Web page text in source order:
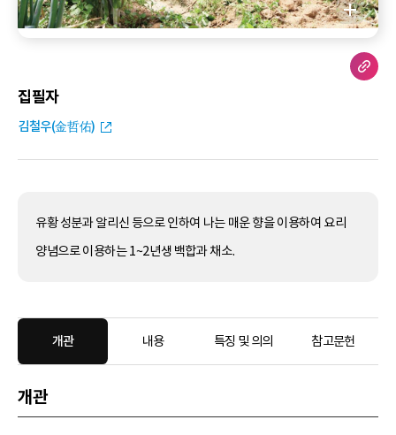
집필자
김철우(金哲佑)
유황 성분과 알리신 등으로 인하여 나는 매운 향을 이용하여 요리
양념으로 이용하는 1~2년생 백합과 채소.
개관 내용 특징 및 의의 참고문헌
개관